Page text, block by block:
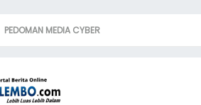
PEDOMAN MEDIA CYBER